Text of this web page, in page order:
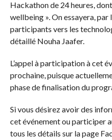
Hackathon de 24 heures,
wellbeing ». On essayera, par
participants vers les
détaillé Nouha Jaafer.
L’appel à participation à cet
prochaine, puisque
phase de finalisation du
Si vous désirez avoir des
cet événement ou participer
tous les détails sur la page